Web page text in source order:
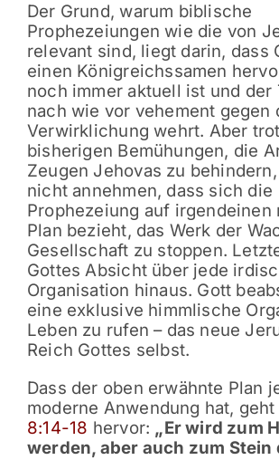
Der Grund, warum biblische
Prophezeiungen wie die von
relevant sind, liegt darin, dass
einen Königreichssamen
noch immer aktuell ist und der
nach wie vor vehement gegen
Verwirklichung wehrt. Aber
bisherigen Bemühungen, die
Zeugen Jehovas zu
nicht annehmen, dass sich die
Prophezeiung auf irgendeinen
Plan bezieht, das Werk der
Gesellschaft zu stoppen.
Gottes Absicht über jede
Organisation hinaus. Gott
eine exklusive himmlische
Leben zu rufen – das neue
Reich Gottes selbst.
Dass der oben erwähnte Plan
moderne Anwendung hat, geht
8:14-18 hervor: „Er wird zum
werden, aber auch zum Stein